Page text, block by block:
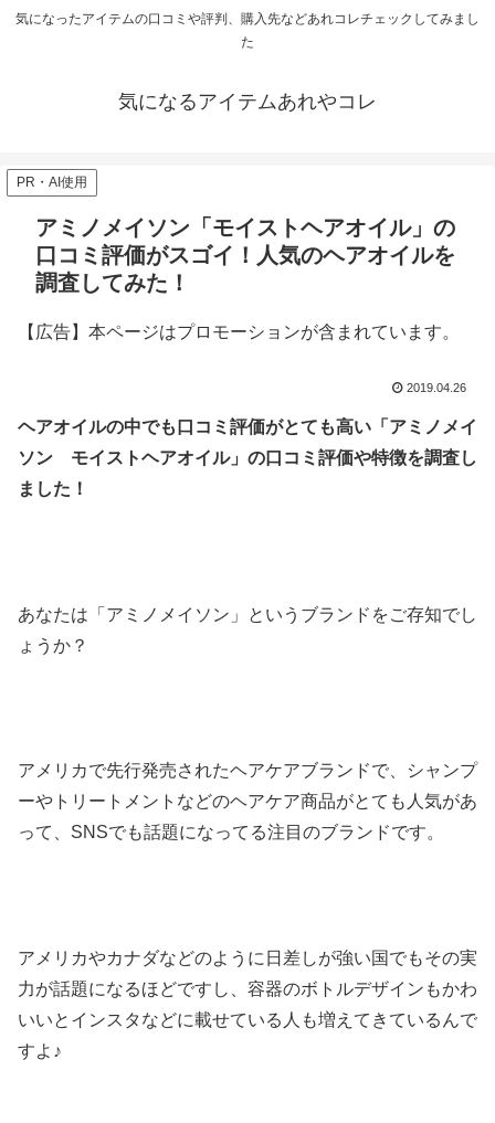
気になったアイテムの口コミや評判、購入先などあれコレチェックしてみまし
た
気になるアイテムあれやコレ
PR・AI使用
アミノメイソン「モイストヘアオイル」の
口コミ評価がスゴイ！人気のヘアオイルを
調査してみた！
【広告】本ページはプロモーションが含まれています。
2019.04.26
ヘアオイルの中でも口コミ評価がとても高い「アミノメイ
ソン モイストヘアオイル」の口コミ評価や特徴を調査し
ました！
あなたは「アミノメイソン」というブランドをご存知でし
ょうか？
アメリカで先行発売されたヘアケアブランドで、シャンプ
ーやトリートメントなどのヘアケア商品がとても人気があ
って、SNSでも話題になってる注目のブランドです。
アメリカやカナダなどのように日差しが強い国でもその実
力が話題になるほどですし、容器のボトルデザインもかわ
いいとインスタなどに載せている人も増えてきているんで
すよ♪